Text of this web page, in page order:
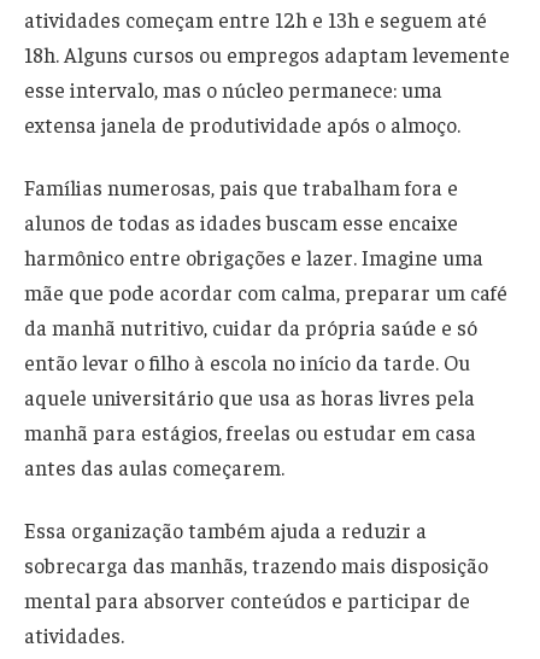
atividades começam entre 12h e 13h e seguem até
18h. Alguns cursos ou empregos adaptam levemente
esse intervalo, mas o núcleo permanece: uma
extensa janela de produtividade após o almoço.
Famílias numerosas, pais que trabalham fora e
alunos de todas as idades buscam esse encaixe
harmônico entre obrigações e lazer. Imagine uma
mãe que pode acordar com calma, preparar um café
da manhã nutritivo, cuidar da própria saúde e só
então levar o filho à escola no início da tarde. Ou
aquele universitário que usa as horas livres pela
manhã para estágios, freelas ou estudar em casa
antes das aulas começarem.
Essa organização também ajuda a reduzir a
sobrecarga das manhãs, trazendo mais disposição
mental para absorver conteúdos e participar de
atividades.